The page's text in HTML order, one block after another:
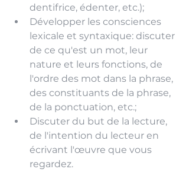
dentifrice, édenter, etc.);
Développer les consciences
lexicale et syntaxique: discuter
de ce qu'est un mot, leur
nature et leurs fonctions, de
l'ordre des mot dans la phrase,
des constituants de la phrase,
de la ponctuation, etc.;
Discuter du but de la lecture,
de l'intention du lecteur en
écrivant l'œuvre que vous
regardez.